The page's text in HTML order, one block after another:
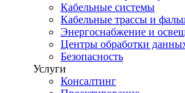
Кабельные системы
Кабельные трассы и
Энергоснабжение и
Центры обработки
Безопасность
Услуги
Консалтинг